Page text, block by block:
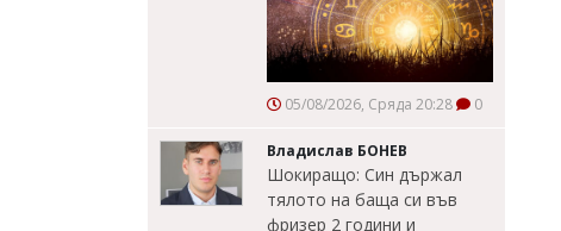
05/08/2026, Сряда 20:28 0
Владислав БОНЕВ
Шокиращо: Син държал
тялото на баща си във
фризер 2 години и